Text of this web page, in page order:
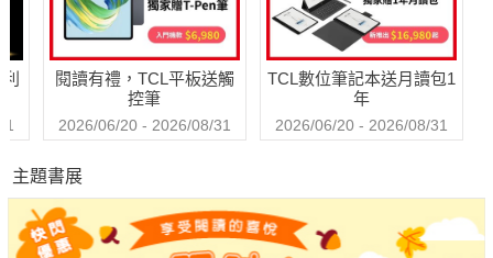
痛分娩針，會傷害到脊髓和神經嗎？頭胎剖腹產，第二胎也需要
●如何坐好月子，恢復健康？
雞？為何產後惡露一直不止？
●孕期三階段怎樣吃才對？
針對孕期不同階段需求設計食譜，孕媽咪吃對營養，改善孕期不
適，幫助胎兒健康成長。
閱讀有禮，TCL平板送觸
控筆
2026/06/20 - 2026/08/31
TCL數位筆記本送月讀包1
年
2026/06/20 - 2026/08/31
主題書展